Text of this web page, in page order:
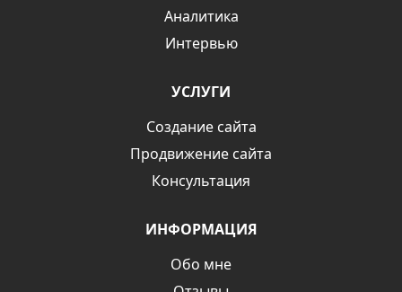
Аналитика
Интервью
УСЛУГИ
Создание сайта
Продвижение сайта
Консультация
ИНФОРМАЦИЯ
Обо мне